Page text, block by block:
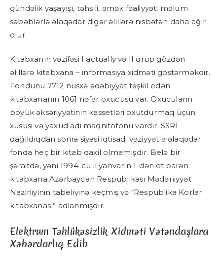
gündəlik yaşayışı, təhsili, əmək fəaliyyəti məlum
səbəblərlə əlaqədar digər əlillərə nisbətən daha ağır
olur.
Kitabxanın vəzifəsi I actually və II qrup gözdən
əlillərə kitabxana – informasiya xidməti göstərməkdir.
Fondunu 7712 nüsxə ədəbiyyat təşkil edən
kitabxananın 1061 nəfər oxucusu var. Oxucuların
böyük əksəriyyətinin kassetləri oxutdurmaq üçün
xüsusi və yaxud adi maqnitofonu vardır. SSRİ
dağıldıqdan sonra siyasi iqtisadi vəziyyətlə əlaqədar
fonda heç bir kitab daxil olmamışdır. Belə bir
şəraitdə, yəni 1994-cü il yanvarın 1-dən etibarən
kitabxana Azərbaycan Respublikası Mədəniyyət
Nazirliyinin tabeliyinə keçmiş və “Respublika Korlar
kitabxanası” adlanmışdır.
Elektrum Təhlükəsizlik Xidməti Vətəndaşlara
Xəbərdarlıq Edib